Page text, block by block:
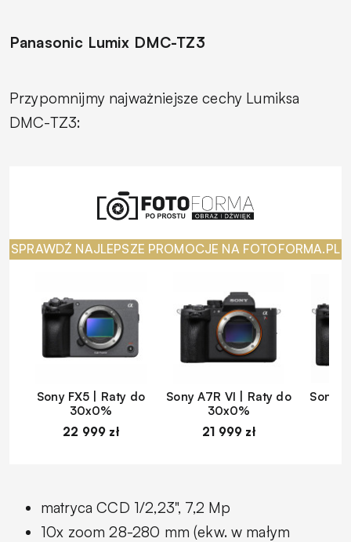
Panasonic Lumix DMC-TZ3
Przypomnijmy najważniejsze cechy Lumiksa
DMC-TZ3:
SPRAWDŹ NAJLEPSZE PROMOCJE NA FOTOFORMA.PL
Sony FX5 | Raty do
30x0%
22 999 zł
Sony A7R VI | Raty do
30x0%
21 999 zł
Sony
matryca CCD 1/2,23", 7,2 Mp
10x zoom 28-280 mm (ekw. w małym